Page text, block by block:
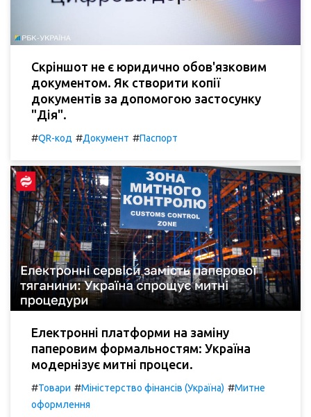
Скріншот не є юридично обов'язковим
документом. Як створити копії
документів за допомогою застосунку
"Дія".
#QR-код #Документ #Паспорт
Електронні платформи на заміну
паперовим формальностям: Україна
модернізує митні процеси.
#Товари #Міністерство фінансів (Україна) #Митне
оформлення